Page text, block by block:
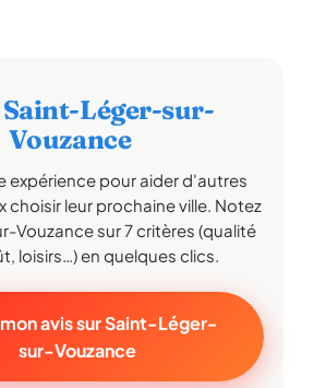
Léger-sur-
Vouzance
expérience pour aider d'autres
choisir leur prochaine ville. Notez
Vouzance sur 7 critères (qualité
loisirs…) en quelques clics.
avis sur Saint-Léger-
sur-Vouzance